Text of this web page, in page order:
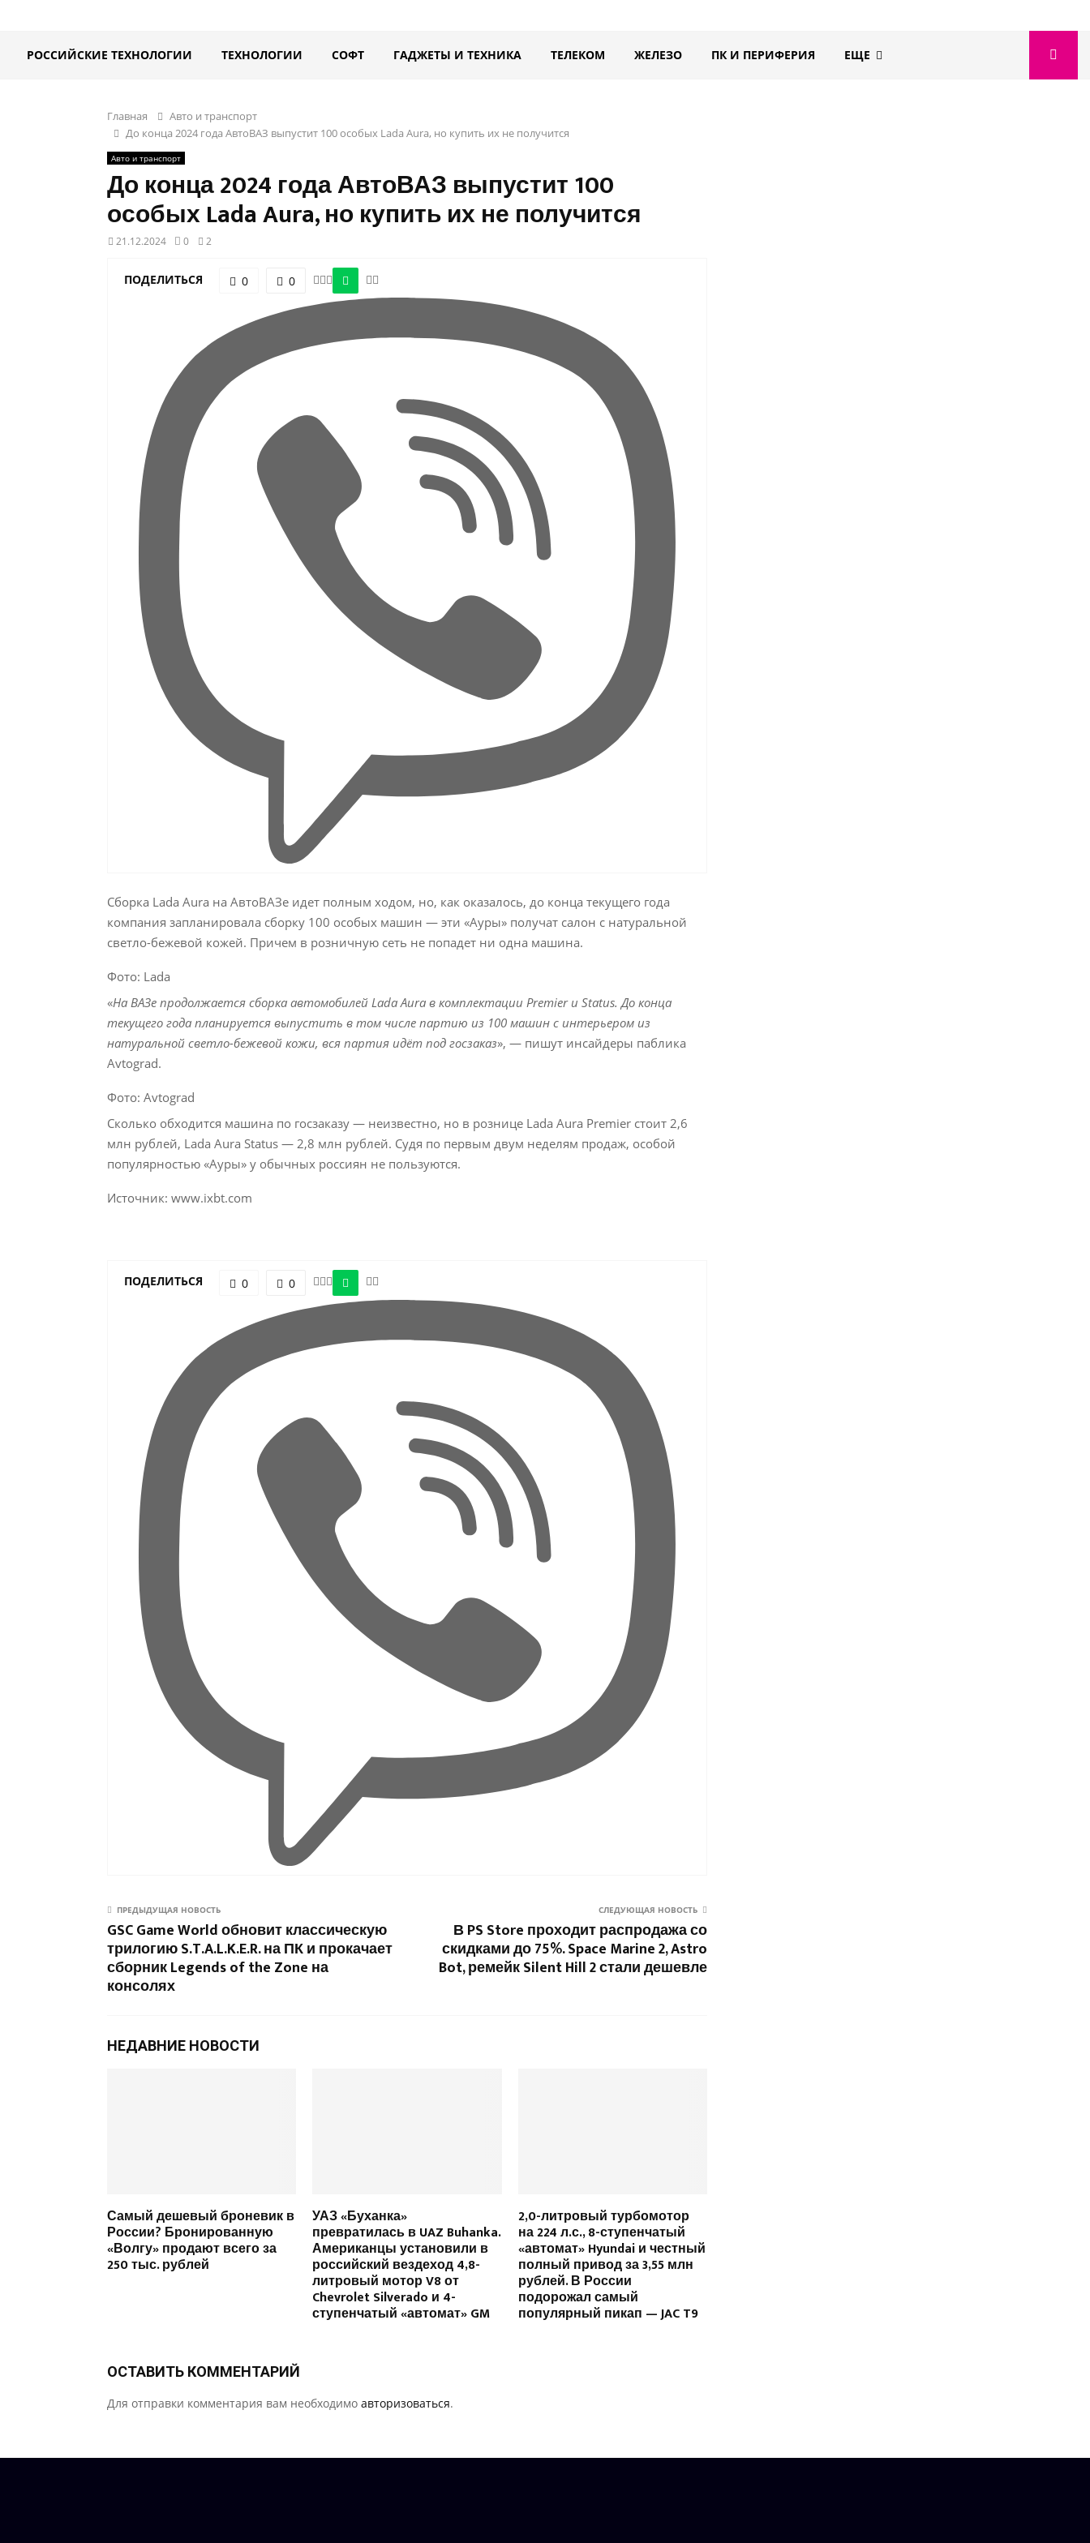
РОССИЙСКИЕ ТЕХНОЛОГИИ ТЕХНОЛОГИИ СОФТ ГАДЖЕТЫ И ТЕХНИКА ТЕЛЕКОМ ЖЕЛЕЗО ПК И ПЕРИФЕРИЯ ЕЩЕ
Главная
Авто и транспорт
До конца 2024 года АвтоВАЗ выпустит 100 особых Lada Aura, но купить их не получится
Авто и транспорт
До конца 2024 года АвтоВАЗ выпустит 100
особых Lada Aura, но купить их не получится
21.12.2024 0 2
ПОДЕЛИТЬСЯ 0 0
Сборка Lada Aura на АвтоВАЗе идет полным ходом, но, как оказалось, до конца текущего года
компания запланировала сборку 100 особых машин — эти «Ауры» получат салон с натуральной
светло-бежевой кожей. Причем в розничную сеть не попадет ни одна машина.
Фото: Lada
«На ВАЗе продолжается сборка автомобилей Lada Aura в комплектации Premier и Status. До конца
текущего года планируется выпустить в том числе партию из 100 машин с интерьером из
натуральной светло-бежевой кожи, вся партия идёт под госзаказ», — пишут инсайдеры паблика
Avtograd.
Фото: Avtograd
Сколько обходится машина по госзаказу — неизвестно, но в рознице Lada Aura Premier стоит 2,6
млн рублей, Lada Aura Status — 2,8 млн рублей. Судя по первым двум неделям продаж, особой
популярностью «Ауры» у обычных россиян не пользуются.
Источник: www.ixbt.com
ПОДЕЛИТЬСЯ 0 0
ПРЕДЫДУЩАЯ НОВОСТЬ
GSC Game World обновит классическую
трилогию S.T.A.L.K.E.R. на ПК и прокачает
сборник Legends of the Zone на
консолях
СЛЕДУЮЩАЯ НОВОСТЬ
В PS Store проходит распродажа со
скидками до 75%. Space Marine 2, Astro
Bot, ремейк Silent Hill 2 стали дешевле
НЕДАВНИЕ НОВОСТИ
Самый дешевый броневик в
России? Бронированную
«Волгу» продают всего за
250 тыс. рублей
УАЗ «Буханка»
превратилась в UAZ Buhanka.
Американцы установили в
российский вездеход 4,8-
литровый мотор V8 от
Chevrolet Silverado и 4-
ступенчатый «автомат» GM
2,0-литровый турбомотор
на 224 л.с., 8-ступенчатый
«автомат» Hyundai и честный
полный привод за 3,55 млн
рублей. В России
подорожал самый
популярный пикап — JAC T9
ОСТАВИТЬ КОММЕНТАРИЙ
Для отправки комментария вам необходимо авторизоваться.